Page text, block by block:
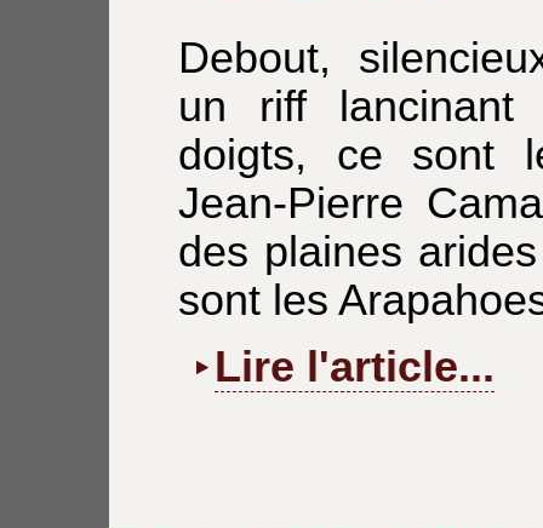
Debout,
un riff
doigts, ce sont
Jean-Pierre
des plaines
sont les
Lire l'article...